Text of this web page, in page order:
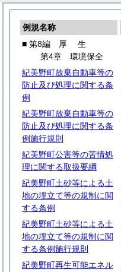
例規名称
■ 第8編 厚 生
第4章 環境保全
紀美野町放棄自動車等の
防止及び処理に関する条
例
紀美野町放棄自動車等の
防止及び処理に関する条
例施行規則
紀美野町公害等の苦情処
理に関する取扱要綱
紀美野町土砂等による土
地の埋立て等の規制に関
する条例
紀美野町土砂等による土
地の埋立て等の規制に関
する条例施行規則
紀美野町再生可能エネル